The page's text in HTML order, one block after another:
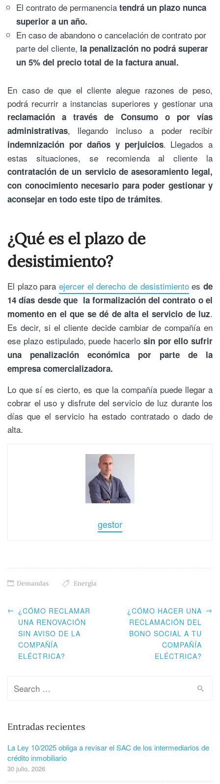
El contrato de permanencia tendrá un plazo nunca
superior a un año.
En caso de abandono o cancelación de contrato por
parte del cliente, la penalización no podrá superar
un 5% del precio total de la factura anual.
En caso de que el cliente alegue razones de peso,
podrá recurrir a instancias superiores y gestionar una
reclamación a través de Consumo o por vías
administrativas, llegando incluso a poder recibir
indemnización por daños y perjuicios. Llegados a
estas situaciones, se recomienda al cliente la
contratación de un servicio de asesoramiento legal,
con conocimiento necesario para poder gestionar y
aconsejar en todo este tipo de trámites.
¿Qué es el plazo de
desistimiento?
El plazo para ejercer el derecho de desistimientoesde
14 días desde que la formalización del contrato o el
momento en el que se dé de alta el servicio de luz.
Es decir, si el cliente decide cambiar de compañía en
ese plazo estipulado, puede hacerlo sin por ello sufrir
una penalización económica por parte de la
empresa comercializadora.
Lo que sí es cierto, es que la compañía puede llegar a
cobrar el uso y disfrute del servicio de luz durante los
días que el servicio ha estado contratado o dado de
alta.
gestor
Demandas Energía
← ¿CÓMO RECLAMAR
UNA RENOVACIÓN
SIN AVISO DE LA
COMPAÑÍA
ELÉCTRICA?
¿CÓMO HACER UNA
RECLAMACIÓN DEL
BONO SOCIAL A TU
COMPAÑÍA
ELÉCTRICA?
→
Entradas recientes
La Ley 10/2025 obliga a revisar el SAC de los intermediarios de
crédito inmobiliario
30 julio, 2026